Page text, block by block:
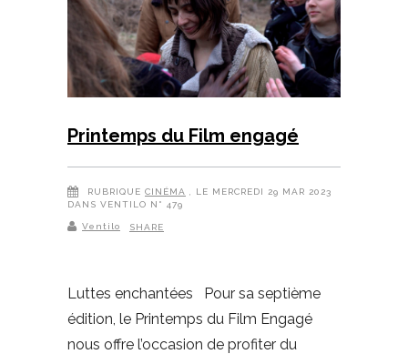
Printemps du Film engagé
RUBRIQUE CINÉMA , LE MERCREDI 29 MAR 2023
DANS VENTILO N° 479
Ventilo SHARE
Luttes enchantées Pour sa septième
édition, le Printemps du Film Engagé
nous offre l’occasion de profiter du